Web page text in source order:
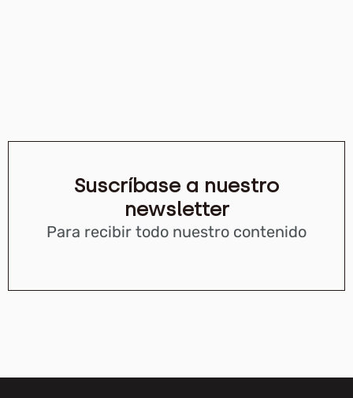
Suscríbase a nuestro
newsletter
Para recibir todo nuestro contenido